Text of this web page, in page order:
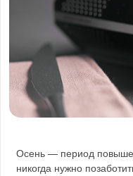
Осень — период
никогда нужно